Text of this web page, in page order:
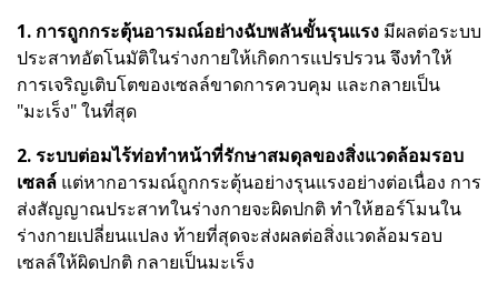
1. การถูกกระตุ้นอารมณ์อย่างฉับพลันขั้นรุนแรง มีผลต่อระบบ
ประสาทอัตโนมัติในร่างกายให้เกิดการแปรปรวน จึงทำให้
การเจริญเติบโตของเซลล์ขาดการควบคุม และกลายเป็น
"มะเร็ง" ในที่สุด
2. ระบบต่อมไร้ท่อทำหน้าที่รักษาสมดุลของสิ่งแวดล้อมรอบ
เซลล์ แต่หากอารมณ์ถูกกระตุ้นอย่างรุนแรงอย่างต่อเนื่อง การ
ส่งสัญญาณประสาทในร่างกายจะผิดปกติ ทำให้ฮอร์โมนใน
ร่างกายเปลี่ยนแปลง ท้ายที่สุดจะส่งผลต่อสิ่งแวดล้อมรอบ
เซลล์ให้ผิดปกติ กลายเป็นมะเร็ง